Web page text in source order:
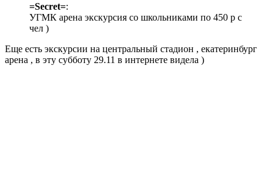
=Secret=:
УГМК арена экскурсия со школьниками по 450 р с
чел )
Еще есть экскурсии на центральный стадион , екатеринбург
арена , в эту субботу 29.11 в интернете видела )